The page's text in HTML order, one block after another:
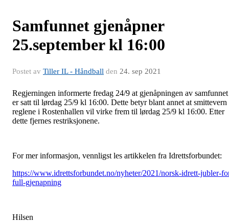
Samfunnet gjenåpner
25.september kl 16:00
Postet av Tiller IL - Håndball den 24. sep 2021
Regjerningen informerte fredag 24/9 at gjenåpningen av samfunnet
er satt til lørdag 25/9 kl 16:00. Dette betyr blant annet at smittevern
reglene i Rostenhallen vil virke frem til lørdag 25/9 kl 16:00. Etter
dette fjernes restriksjonene.
For mer informasjon, vennligst les artikkelen fra Idrettsforbundet:
https://www.idrettsforbundet.no/nyheter/2021/norsk-idrett-jubler-
full-gjenapning
Hilsen